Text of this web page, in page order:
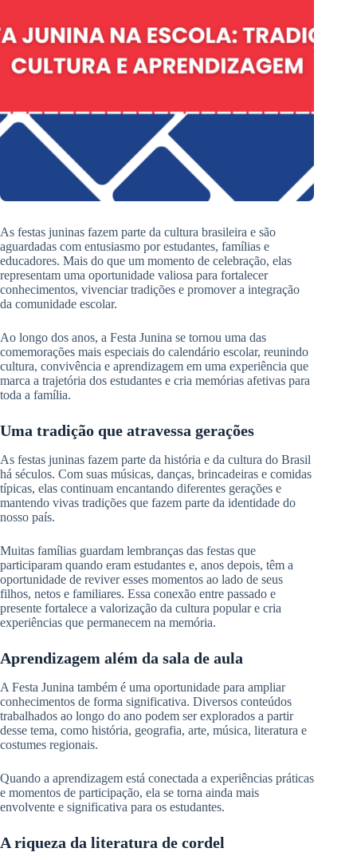
As festas juninas fazem parte da cultura brasileira e são
aguardadas com entusiasmo por estudantes, famílias e
educadores. Mais do que um momento de celebração, elas
representam uma oportunidade valiosa para fortalecer
conhecimentos, vivenciar tradições e promover a integração
da comunidade escolar.
Ao longo dos anos, a Festa Junina se tornou uma das
comemorações mais especiais do calendário escolar, reunindo
cultura, convivência e aprendizagem em uma experiência que
marca a trajetória dos estudantes e cria memórias afetivas para
toda a família.
Uma tradição que atravessa gerações
As festas juninas fazem parte da história e da cultura do Brasil
há séculos. Com suas músicas, danças, brincadeiras e comidas
típicas, elas continuam encantando diferentes gerações e
mantendo vivas tradições que fazem parte da identidade do
nosso país.
Muitas famílias guardam lembranças das festas que
participaram quando eram estudantes e, anos depois, têm a
oportunidade de reviver esses momentos ao lado de seus
filhos, netos e familiares. Essa conexão entre passado e
presente fortalece a valorização da cultura popular e cria
experiências que permanecem na memória.
Aprendizagem além da sala de aula
A Festa Junina também é uma oportunidade para ampliar
conhecimentos de forma significativa. Diversos conteúdos
trabalhados ao longo do ano podem ser explorados a partir
desse tema, como história, geografia, arte, música, literatura e
costumes regionais.
Quando a aprendizagem está conectada a experiências práticas
e momentos de participação, ela se torna ainda mais
envolvente e significativa para os estudantes.
A riqueza da literatura de cordel